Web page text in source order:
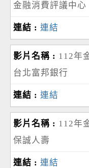
金融消費評議中心
連結
112年
台北富邦銀行
連結
112年
保誠人壽
連結